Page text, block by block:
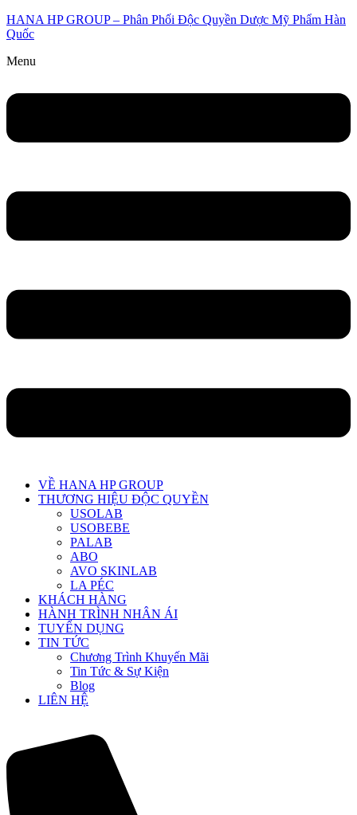
HANA HP GROUP – Phân Phối Độc Quyền Dược Mỹ Phẩm Hàn
Quốc
Menu
VỀ HANA HP GROUP
THƯƠNG HIỆU ĐỘC QUYỀN
USOLAB
USOBEBE
PALAB
ABO
AVO SKINLAB
LA PÉC
KHÁCH HÀNG
HÀNH TRÌNH NHÂN ÁI
TUYỂN DỤNG
TIN TỨC
Chương Trình Khuyến Mãi
Tin Tức & Sự Kiện
Blog
LIÊN HỆ